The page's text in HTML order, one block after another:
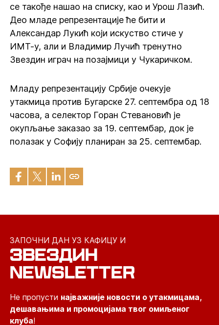
се такође нашао на списку, као и Урош Лазић.
Део младе репрезентације ће бити и
Александар Лукић који искуство стиче у
ИМТ-у, али и Владимир Лучић тренутно
Звездин играч на позајмици у Чукаричком.
Младу репрезентацију Србије очекује
утакмица против Бугарске 27. септембра од 18
часова, а селектор Горан Стевановић је
окупљање заказао за 19. септембар, док је
полазак у Софију планиран за 25. септембар.
ЗАПОЧНИ ДАН УЗ КАФИЦУ И
ЗВЕЗДИН
NEWSLETTER
Не пропусти најважније новости о утакмицама,
дешавањима и промоцијама твог омиљеног
клуба!